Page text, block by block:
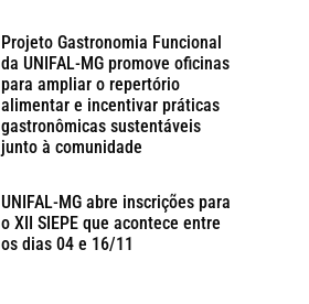
Projeto Gastronomia Funcional
da UNIFAL-MG promove oficinas
para ampliar o repertório
alimentar e incentivar práticas
gastronômicas sustentáveis
junto à comunidade
UNIFAL-MG abre inscrições para
o XII SIEPE que acontece entre
os dias 04 e 16/11